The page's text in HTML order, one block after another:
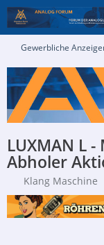
Gewerbliche
LUXMAN L
Abholer
Klang Maschine